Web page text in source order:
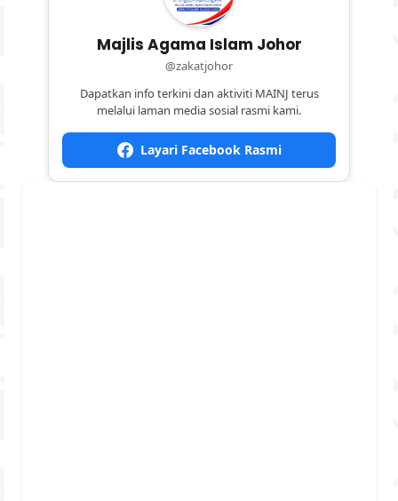
Majlis Agama Islam Johor
@zakatjohor
Dapatkan info terkini dan aktiviti MAINJ terus
melalui laman media sosial rasmi kami.
Layari Facebook Rasmi